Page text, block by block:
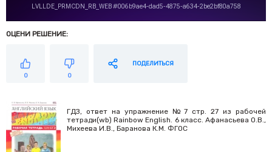
ОЦЕНИ РЕШЕНИЕ:
0 0
ПОДЕЛИТЬСЯ
ГДЗ, ответ на упражнение №7 стр. 27 из рабочей
тетради(wb) Rainbow English. 6 класс. Афанасьева О.В.,
Михеева И.В., Баранова К.М. ФГОС